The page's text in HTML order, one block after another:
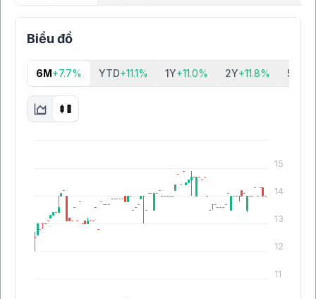
Biểu đồ
6M+7.7% YTD+11.1% 1Y+11.0% 2Y+11.8% 5Y
11
12
13
14
15